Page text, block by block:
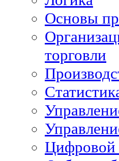
Основы
торговли
Цифровой